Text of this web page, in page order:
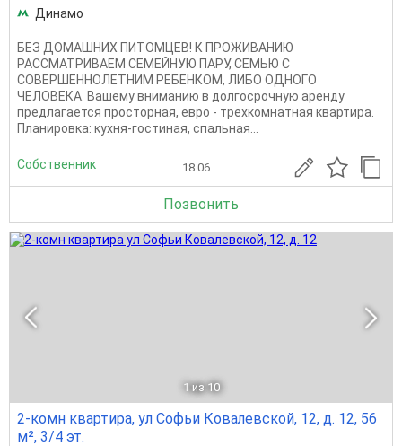
Динамо
БЕЗ ДОМАШНИХ ПИТОМЦЕВ! К ПРОЖИВАНИЮ
РАССМАТРИВАЕМ СЕМЕЙНУЮ ПАРУ, СЕМЬЮ С
СОВЕРШЕННОЛЕТНИМ РЕБЕНКОМ, ЛИБО ОДНОГО
ЧЕЛОВЕКА. Вашему вниманию в долгосрочную аренду
предлагается просторная, евро - трехкомнатная квартира.
Планировка: кухня-гостиная, спальная...
Собственник 18.06
Позвонить
1 из 10
2-комн квартира, ул Софьи Ковалевской, 12, д. 12, 56
м², 3/4 эт.